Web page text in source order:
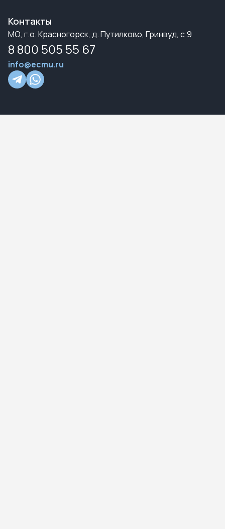
Контакты
МО, г.о. Красногорск, д. Путилково, Гринвуд, с.9
8 800 505 55 67
info@ecmu.ru